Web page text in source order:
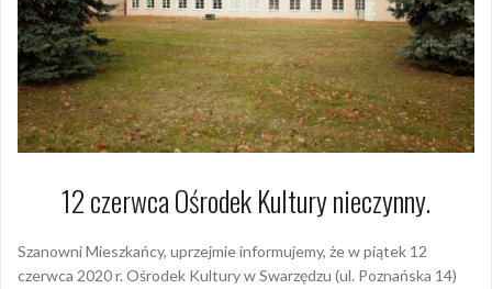
12 czerwca Ośrodek Kultury nieczynny.
Szanowni Mieszkańcy, uprzejmie informujemy, że w piątek 12
czerwca 2020 r. Ośrodek Kultury w Swarzędzu (ul. Poznańska 14)